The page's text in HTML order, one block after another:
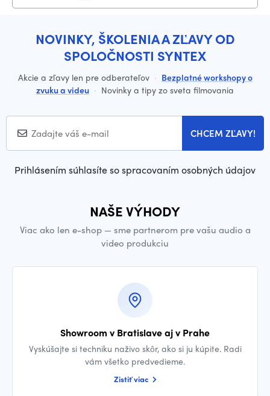
NOVINKY, ŠKOLENIA A ZĽAVY OD
SPOLOČNOSTI SYNTEX
Akcie a zľavy len pre odberateľov · Bezplatné workshopy o
zvuku a videu · Novinky a tipy zo sveta filmovania
CHCEM ZĽAVY!
Prihlásením súhlasíte so spracovaním osobných údajov
NAŠE VÝHODY
Viac ako len e-shop — sme partnerom pre vašu audio a
video produkciu
Showroom v Bratislave aj v Prahe
Vyskúšajte si techniku naživo skôr, ako si ju kúpite. Radi
vám všetko predvedieme.
Zistiť viac